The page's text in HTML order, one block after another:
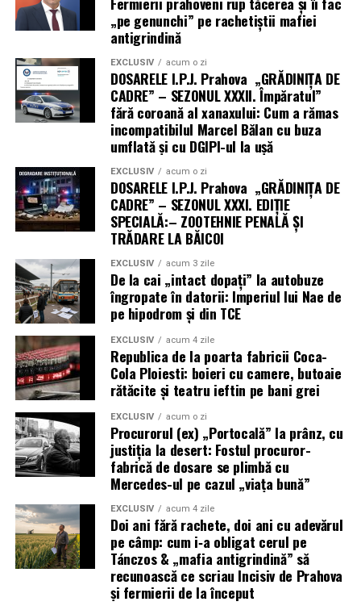
avantaje este îmbunătățirea sănătății cardiovasculare.
Activitatea fizică întărește inima, îmbunătățește
circulația sângelui, scade tensiunea arterială și reduce
nivelul colesterolului „rău” (LDL), diminuând
semnificativ riscul de boli de inimă și accident vascular
cerebral.
Pe lângă sănătatea fizică, mișcarea joacă un rol vital în
endorfine, neurotransmițători cunoscuți sub denumirea
de „hormoni ai fericirii”, care pot reduce stresul,
anxietatea și simptomele depresiei. Un program regulat
de activitate fizică moderată poate îmbunătăți calitatea
somnului, oferind o odihnă mai profundă și mai
reparatorie. De asemenea, crește nivelul de energie,
îmbunătățește funcțiile cognitive, cum ar fi memoria și
concentrarea, și stimulează stima de sine. Prin urmare,
chiar dacă ritmul de slabire nu este rapid, beneficiile
asupra stării generale de sănătate și a echilibrului
mental sunt incontestabile, consolidând motivarea
pentru a continua acest stil de viață activ.
Activitatea fizică moderată contribuie și la întărirea
sistemului imunitar, făcând organismul mai rezistent la
infecții și boli. Ajută la menținerea densității osoase,
prevenind osteoporoza, și îmbunătățește flexibilitatea și
echilibrul, reducând riscul de căzături, mai ales la vârste
înaintate. Astfel, adoptarea unui stil de viață activ nu
este doar o strategie eficientă pentru slabire, ci o
investiție valoroasă în sănătatea și longevitatea noastră,
transformând fiecare pas într-un câștig pentru întregul
„pe genunchi” pe rachetiștii mafiei
antigrindină
EXCLUSIV acum o zi
DOSARELE I.P.J. Prahova „GRĂDINIȚA DE
CADRE” – SEZONUL XXXII. Împăratul”
fără coroană al xanaxului: Cum a rămas
incompatibilul Marcel Bălan cu buza
umflată și cu DGIPI-ul la ușă
EXCLUSIV acum o zi
DOSARELE I.P.J. Prahova „GRĂDINIȚA DE
CADRE” – SEZONUL XXXI. EDIȚIE
SPECIALĂ:– ZOOTEHNIE PENALĂ ȘI
TRĂDARE LA BĂICOI
EXCLUSIV acum 3 zile
De la cai „intact dopați” la autobuze
îngropate în datorii: Imperiul lui Nae de
pe hipodrom și din TCE
EXCLUSIV acum 4 zile
Republica de la poarta fabricii Coca-
Cola Ploiesti: boieri cu camere, butoaie
rătăcite și teatru ieftin pe bani grei
EXCLUSIV acum o zi
Procurorul (ex) „Portocală” la prânz, cu
justiția la desert: Fostul procuror-
fabrică de dosare se plimbă cu
Mercedes-ul pe cazul „viața bună”
EXCLUSIV acum 4 zile
Doi ani fără rachete, doi ani cu adevărul
pe câmp: cum i‑a obligat cerul pe
Tánczos & „mafia antigrindină” să
recunoască ce scriau Incisiv de Prahova
și fermierii de la început